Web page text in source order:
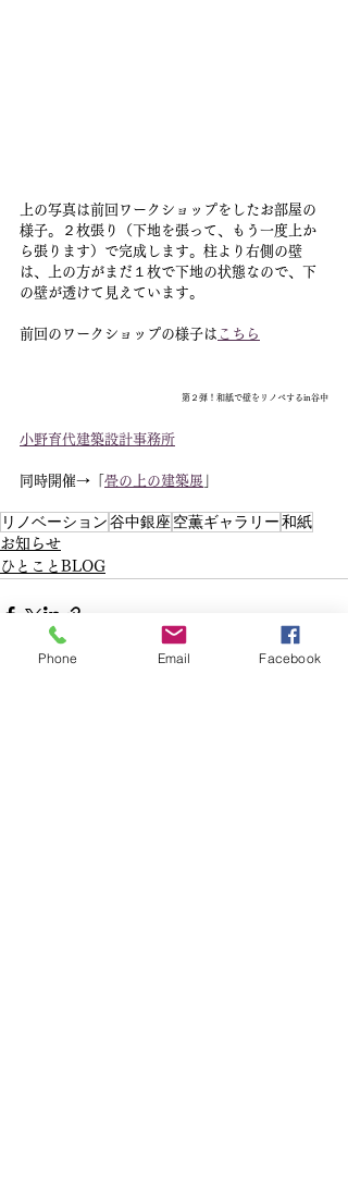
上の写真は前回ワークショップをしたお部屋の
様子。２枚張り（下地を張って、もう一度上か
ら張ります）で完成します。柱より右側の壁
は、上の方がまだ１枚で下地の状態なので、下
の壁が透けて見えています。
前回のワークショップの様子は こちら
第２弾！和紙で壁をリノベするin谷中
小野育代建築設計事務所
同時開催→「 畳の上の建築展
リノベーション谷中銀座 空薫ギャラリー和紙
お知らせ
ひとことBLOG
Phone Email Facebook